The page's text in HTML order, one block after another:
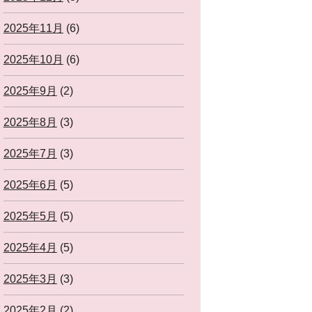
2025年11月 (6)
2025年10月 (6)
2025年9月 (2)
2025年8月 (3)
2025年7月 (3)
2025年6月 (5)
2025年5月 (5)
2025年4月 (5)
2025年3月 (3)